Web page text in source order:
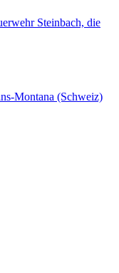
Steinbach, die
Montana (Schweiz)